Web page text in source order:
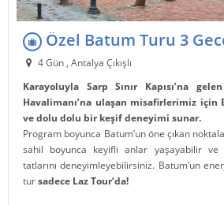
Özel Batum Turu 3
4 Gün , Antalya Çıkışlı
Karayoluyla Sarp Sınır Kapısı’na
Havalimanı’na ulaşan misafirlerimiz
ve dolu dolu bir keşif deneyimi sunar.
Program boyunca Batum’un öne çıkan
sahil boyunca keyifli anlar yaşayabilir ve
tatlarını deneyimleyebilirsiniz. Batum’un
tursadece Laz Tour’da!